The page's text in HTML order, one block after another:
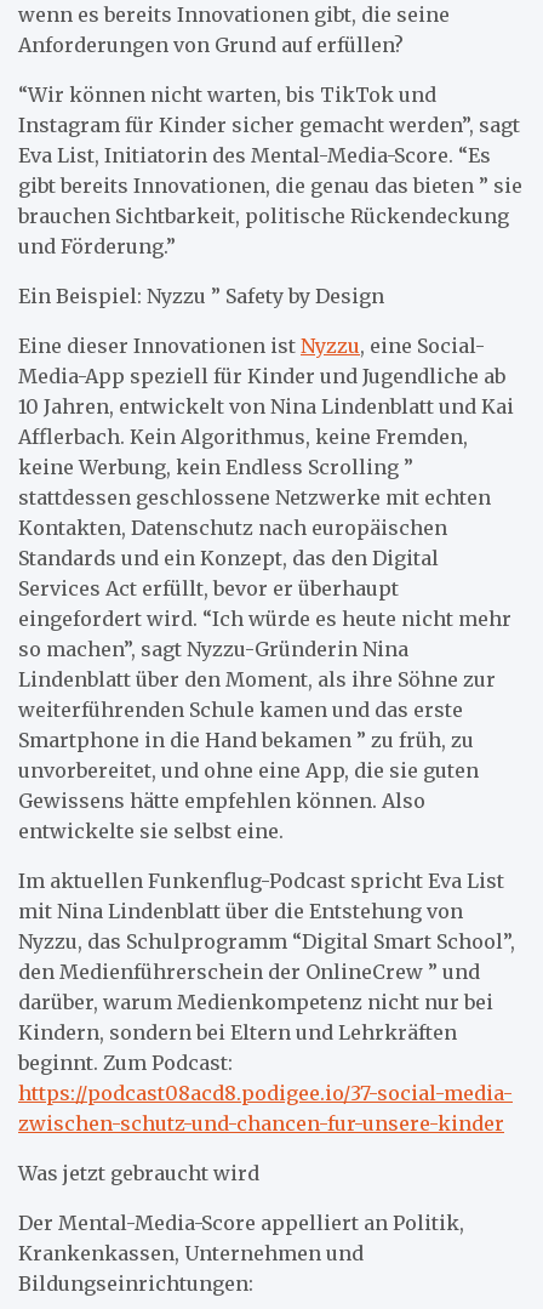
wenn es bereits Innovationen gibt, die seine
Anforderungen von Grund auf erfüllen?
“Wir können nicht warten, bis TikTok und
Instagram für Kinder sicher gemacht werden”, sagt
Eva List, Initiatorin des Mental-Media-Score. “Es
gibt bereits Innovationen, die genau das bieten ” sie
brauchen Sichtbarkeit, politische Rückendeckung
und Förderung.”
Ein Beispiel: Nyzzu ” Safety by Design
Eine dieser Innovationen ist Nyzzu, eine Social-
Media-App speziell für Kinder und Jugendliche ab
10 Jahren, entwickelt von Nina Lindenblatt und Kai
Afflerbach. Kein Algorithmus, keine Fremden,
keine Werbung, kein Endless Scrolling ”
stattdessen geschlossene Netzwerke mit echten
Kontakten, Datenschutz nach europäischen
Standards und ein Konzept, das den Digital
Services Act erfüllt, bevor er überhaupt
eingefordert wird. “Ich würde es heute nicht mehr
so machen”, sagt Nyzzu-Gründerin Nina
Lindenblatt über den Moment, als ihre Söhne zur
weiterführenden Schule kamen und das erste
Smartphone in die Hand bekamen ” zu früh, zu
unvorbereitet, und ohne eine App, die sie guten
Gewissens hätte empfehlen können. Also
entwickelte sie selbst eine.
Im aktuellen Funkenflug-Podcast spricht Eva List
mit Nina Lindenblatt über die Entstehung von
Nyzzu, das Schulprogramm “Digital Smart School”,
den Medienführerschein der OnlineCrew ” und
darüber, warum Medienkompetenz nicht nur bei
Kindern, sondern bei Eltern und Lehrkräften
beginnt. Zum Podcast:
https://podcast08acd8.podigee.io/37-social-media-
zwischen-schutz-und-chancen-fur-unsere-kinder
Was jetzt gebraucht wird
Der Mental-Media-Score appelliert an Politik,
Krankenkassen, Unternehmen und
Bildungseinrichtungen: